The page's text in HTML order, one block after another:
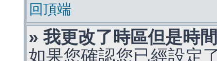
回頂端
» 我更改了時區但是時
如果您確認您已經設定